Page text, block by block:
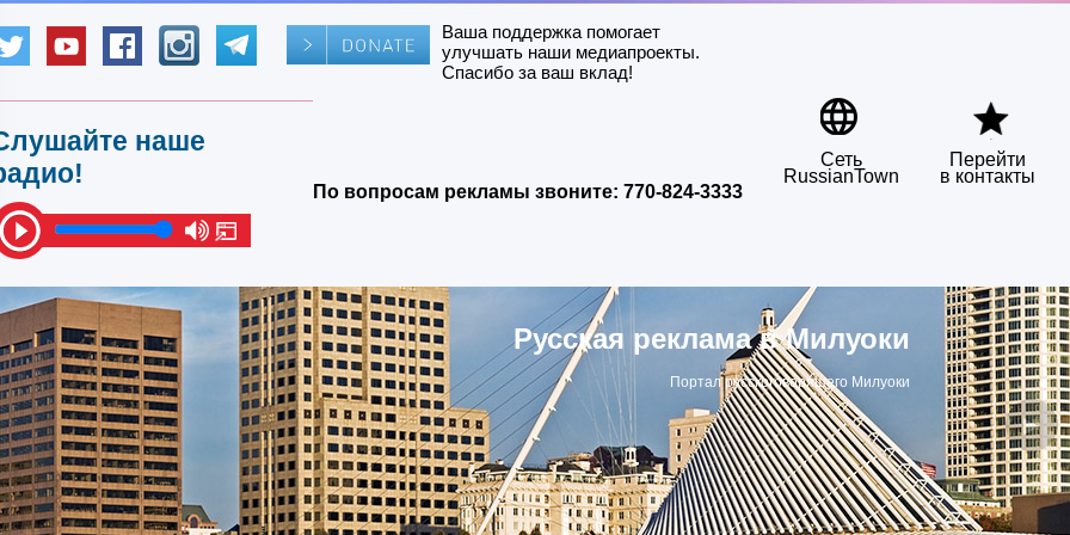
Ваша поддержка помогает
улучшать наши медиапроекты.
Спасибо за ваш вклад!
наше
По вопросам рекламы звоните: 770-824-3333
Сеть
RussianTown
Перейти
в контакты
Русская реклама в Милуоки
Портал русскоговорящего Милуоки
▶